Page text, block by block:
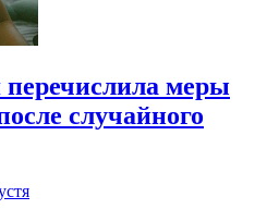
меры
случайного